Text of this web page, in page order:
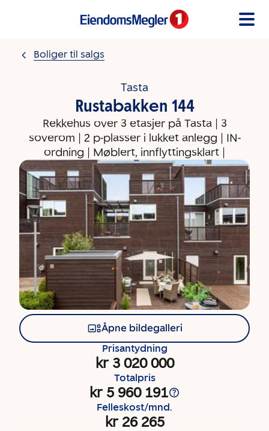
Boliger til salgs
Tasta
Rustabakken 144
Rekkehus over 3 etasjer på Tasta | 3
soverom | 2 p-plasser i lukket anlegg | IN-
ordning | Møblert, innflyttingsklart |
Åpne bildegalleri
Prisantydning
kr 3 020 000
Totalpris
kr 5 960 191
Felleskost/mnd.
kr 26 265